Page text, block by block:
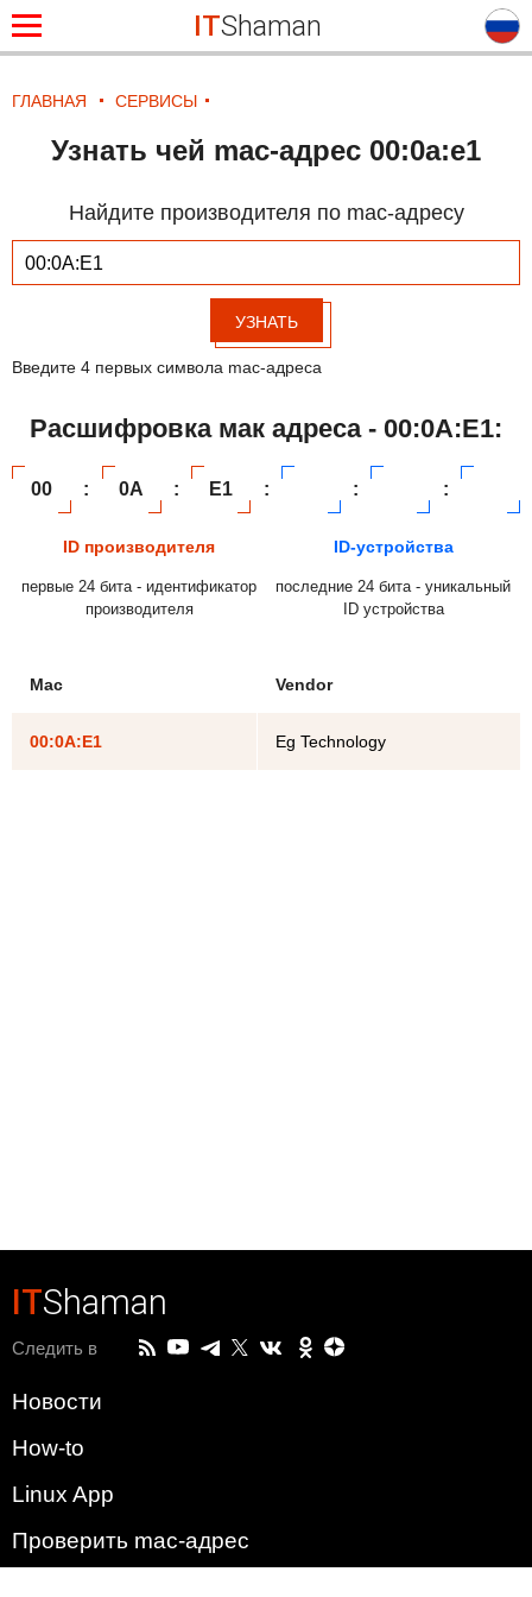
ITShaman
ГЛАВНАЯ СЕРВИСЫ
Узнать чей mac-адрес 00:0a:e1
Найдите производителя по mac-адресу
УЗНАТЬ
Введите 4 первых символа mac-адреса
Расшифровка мак адреса - 00:0A:E1:
00 : 0A : E1 : : :
ID производителя
первые 24 бита - идентификатор
производителя
ID-устройства
последние 24 бита - уникальный
ID устройства
Mac Vendor
00:0A:E1 Eg Technology
ITShaman
Следить в
Новости
How-to
Linux App
Проверить mac-адрес